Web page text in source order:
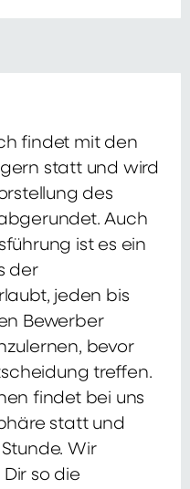
findet mit den
statt und wird
des
Auch
ist es ein
der
jeden bis
Bewerber
bevor
treffen.
findet bei uns
statt und
Wir
so die